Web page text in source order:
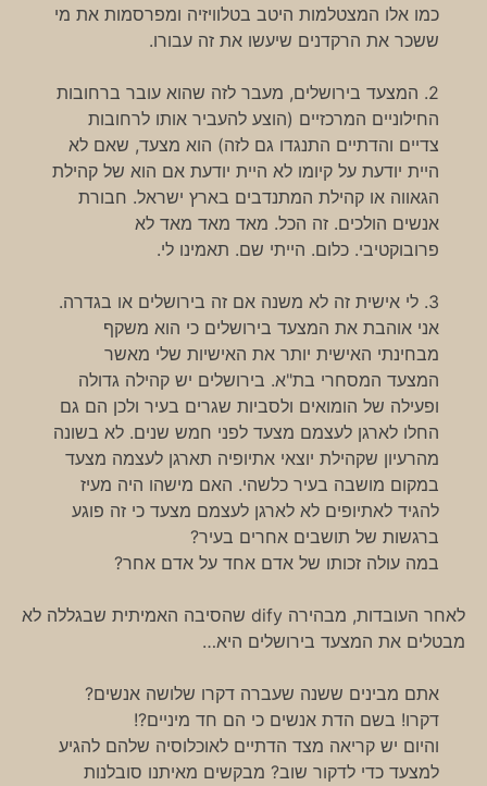
כמו אלו המצטלמות היטב בטלוויזיה ומפרסמות את מי
ששכר את הרקדנים שיעשו את זה עבורו.
2. המצעד בירושלים, מעבר לזה שהוא עובר ברחובות
החילוניים המרכזיים (הוצע להעביר אותו לרחובות
צדיים והדתיים התנגדו גם לזה) הוא מצעד, שאם לא
היית יודעת על קיומו לא היית יודעת אם הוא של קהילת
הגאווה או קהילת המתנדבים בארץ ישראל. חבורת
אנשים הולכים. זה הכל. מאד מאד מאד לא
פרובוקטיבי. כלום. הייתי שם. תאמינו לי.
3. לי אישית זה לא משנה אם זה בירושלים או בגדרה.
אני אוהבת את המצעד בירושלים כי הוא משקף
מבחינתי האישית יותר את האישיות שלי מאשר
המצעד המסחרי בת"א. בירושלים יש קהילה גדולה
ופעילה של הומואים ולסביות שגרים בעיר ולכן הם גם
החלו לארגן לעצמם מצעד לפני חמש שנים. לא בשונה
מהרעיון שקהילת יוצאי אתיופיה תארגן לעצמה מצעד
במקום מושבה בעיר כלשהי. האם מישהו היה מעיז
להגיד לאתיופים לא לארגן לעצמם מצעד כי זה פוגע
ברגשות של תושבים אחרים בעיר?
במה עולה זכותו של אדם אחד על אדם אחר?
לאחר העובדות, מבהירה dify שהסיבה האמיתית שבגללה לא
מבטלים את המצעד בירושלים היא…
אתם מבינים ששנה שעברה דקרו שלושה אנשים?
דקרו! בשם הדת אנשים כי הם חד מיניים?!
והיום יש קריאה מצד הדתיים לאוכלוסיה שלהם להגיע
למצעד כדי לדקור שוב? מבקשים מאיתנו סובלנות